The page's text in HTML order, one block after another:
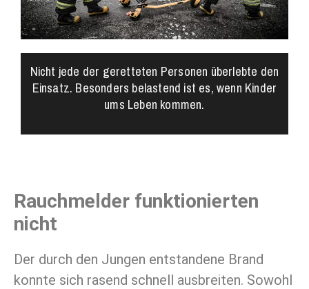
Nicht jede der geretteten Personen überlebte den
Einsatz. Besonders belastend ist es, wenn Kinder
ums Leben kommen.
Rauchmelder funktionierten
nicht
Der durch den Jungen entstandene Brand
konnte sich rasend schnell ausbreiten. Sowohl